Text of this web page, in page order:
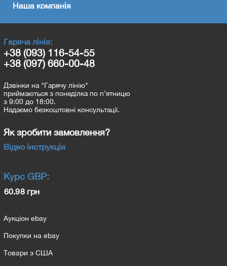
Наша компанія
Гаряча лінія:
+38 (093) 116-54-55
+38 (097) 660-00-48
Дзвінки на "Гарячу лінію"
приймаються з понеділка по п’ятницю
з 9:00 до 18:00.
Надаємо безкоштовні консультації.
Як зробити замовлення?
Відео інструкція
Курс GBP:
60.98 грн
Аукціон ebay
Покупки на ebay
Товари з США